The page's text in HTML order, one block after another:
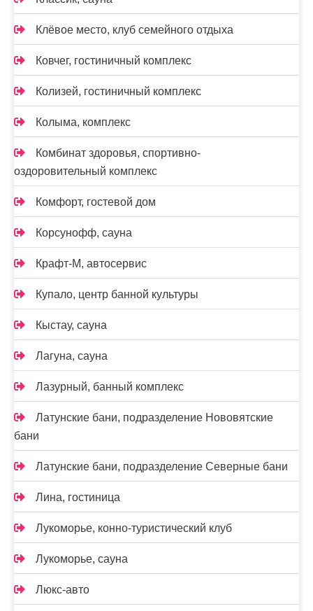
Клёвое место, клуб семейного отдыха
Ковчег, гостиничный комплекс
Колизей, гостиничный комплекс
Колыма, комплекс
Комбинат здоровья, спортивно-
оздоровительный комплекс
Комфорт, гостевой дом
Корсунофф, сауна
Крафт-М, автосервис
Купало, центр банной культуры
Кыстау, сауна
Лагуна, сауна
Лазурный, банный комплекс
Латунские бани, подразделение Нововятские
бани
Латунские бани, подразделение Северные бани
Лина, гостиница
Лукоморье, конно-туристический клуб
Лукоморье, сауна
Люкс-авто